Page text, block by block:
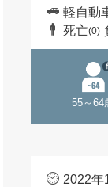
軽自動
死亡(0)
55～64
2022年